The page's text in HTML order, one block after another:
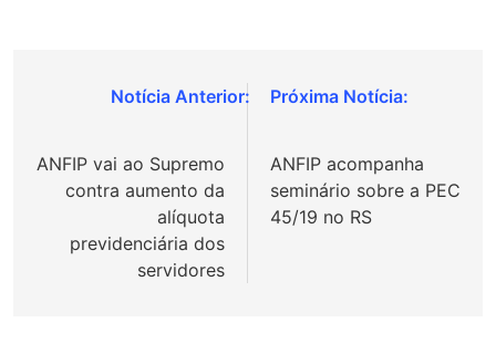
Navegação
Post
ANFIP vai ao Supremo
contra aumento da
alíquota
previdenciária dos
servidores
ANFIP acompanha
seminário sobre a PEC
45/19 no RS